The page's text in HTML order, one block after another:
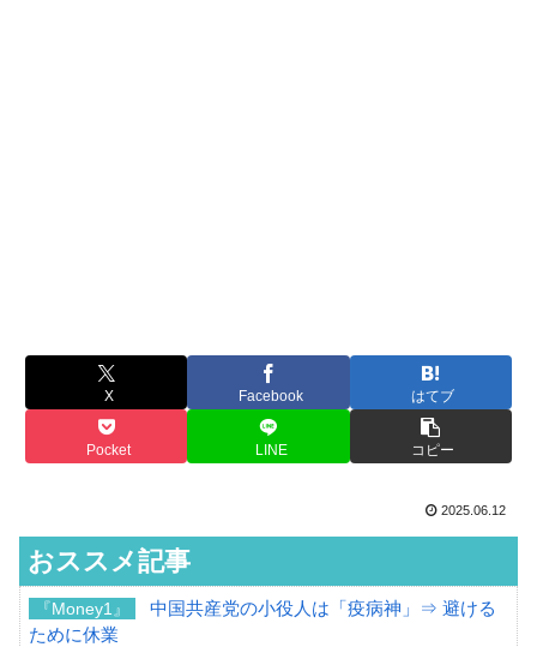
X Facebook はてブ
Pocket LINE コピー
2025.06.12
おススメ記事
『Money1』
中国共産党の小役人は「疫病神」⇒ 避ける
ために休業